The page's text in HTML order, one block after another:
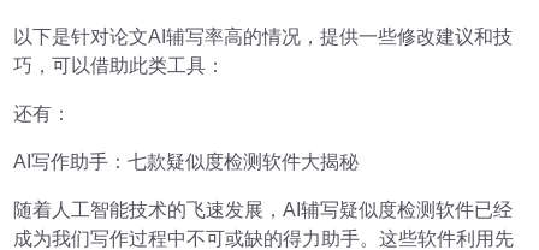
以下是针对论文AI辅写率高的情况，提供一些修改建议和技
巧，可以借助此类工具：
还有：
AI写作助手：七款疑似度检测软件大揭秘
随着人工智能技术的飞速发展，AI辅写疑似度检测软件已经
成为我们写作过程中不可或缺的得力助手。这些软件利用先